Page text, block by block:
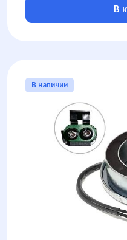
В
В наличии